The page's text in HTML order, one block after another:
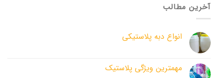
آخرین مطالب
انواع دبه پلاستیکی
مهم­ترین ویژگی پلاستیک